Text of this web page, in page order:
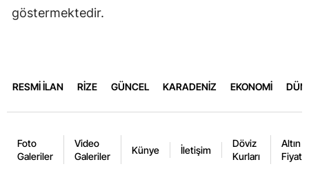
göstermektedir.
RESMİ İLAN RİZE GÜNCEL KARADENİZ EKONOMİ
Foto
Galeriler
Video
Galeriler
Künye İletişim
Döviz
Kurları
Altın